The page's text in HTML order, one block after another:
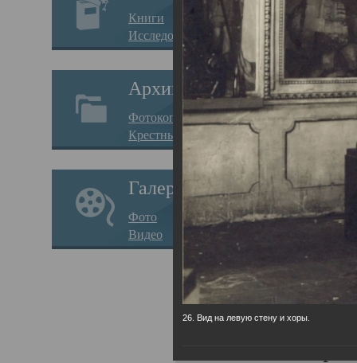
Книги
Исследования
Архив
Фотокопии дел
Крестные ходы
Галерея
Фото
Видео
26. Вид на левую стену и хоры.